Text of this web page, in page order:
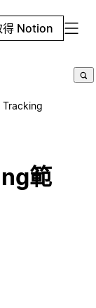
得 Notion
Tracking
範